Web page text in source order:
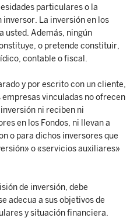
particulares o la
La inversión en los
usted. Además, ningún
o pretende constituir,
contable o fiscal.
y por escrito con un cliente,
vinculadas no ofrecen
ni reciben ni
en los Fondos, ni llevan a
o para dichos inversores que
o «servicios auxiliares»
de inversión, debe
adecua a sus objetivos de
y situación financiera.